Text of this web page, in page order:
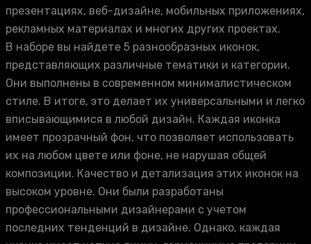
презентациях, веб-дизайне, мобильных приложениях,
рекламных материалах и многих других проектах.
В наборе вы найдете 5 разнообразных иконок,
представляющих различные тематики и категории.
Они выполнены в современном минималистическом
стиле. В итоге, это делает их универсальными и легко
вписывающимися в любой дизайн. Каждая иконка
имеет прозрачный фон, что позволяет использовать
их на любом цвете или фоне, не нарушая общей
композиции. Качество и детализация этих иконок на
высоком уровне. Они были разработаны
профессиональными дизайнерами с учетом
последних тенденций в дизайне. Однако, каждая